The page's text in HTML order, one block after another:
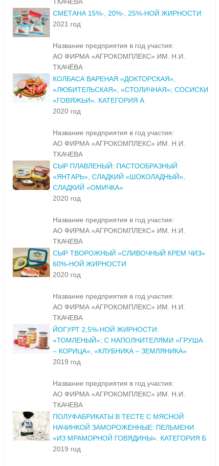
ТКАЧЁВА
СМЕТАНА 15%-, 20%-, 25%-НОЙ ЖИРНОСТИ
2021 год
Название предприятия в год участия:
АО ФИРМА «АГРОКОМПЛЕКС» ИМ. Н.И.
ТКАЧЁВА
КОЛБАСА ВАРЕНАЯ «ДОКТОРСКАЯ»,
«ЛЮБИТЕЛЬСКАЯ», «СТОЛИЧНАЯ»; СОСИСКИ
«ГОВЯЖЬИ». КАТЕГОРИЯ А
2020 год
Название предприятия в год участия:
АО ФИРМА «АГРОКОМПЛЕКС» ИМ. Н.И.
ТКАЧЕВА
СЫР ПЛАВЛЕНЫЙ: ПАСТООБРАЗНЫЙ
«ЯНТАРЬ», СЛАДКИЙ «ШОКОЛАДНЫЙ»,
СЛАДКИЙ «ОМИЧКА»
2020 год
Название предприятия в год участия:
АО ФИРМА «АГРОКОМПЛЕКС» ИМ. Н.И.
ТКАЧЕВА
СЫР ТВОРОЖНЫЙ «СЛИВОЧНЫЙ КРЕМ ЧИЗ»
60%-НОЙ ЖИРНОСТИ
2020 год
Название предприятия в год участия:
АО ФИРМА «АГРОКОМПЛЕКС» ИМ. Н.И.
ТКАЧЕВА
ЙОГУРТ 2,5%-НОЙ ЖИРНОСТИ:
«ТОМЛЕНЫЙ»; С НАПОЛНИТЕЛЯМИ «ГРУША
– КОРИЦА», «КЛУБНИКА – ЗЕМЛЯНИКА»
2019 год
Название предприятия в год участия:
АО ФИРМА «АГРОКОМПЛЕКС» ИМ. Н.И.
ТКАЧЕВА
ПОЛУФАБРИКАТЫ В ТЕСТЕ С МЯСНОЙ
НАЧИНКОЙ ЗАМОРОЖЕННЫЕ: ПЕЛЬМЕНИ
«ИЗ МРАМОРНОЙ ГОВЯДИНЫ». КАТЕГОРИЯ Б
2019 год